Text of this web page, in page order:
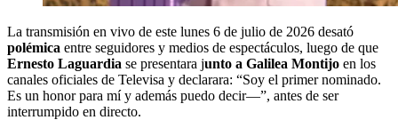
La transmisión en vivo de este lunes 6 de julio de 2026 desató
polémica entre seguidores y medios de espectáculos, luego de que
Ernesto Laguardia se presentara junto a Galilea Montijo en los
canales oficiales de Televisa y declarara: “Soy el primer nominado.
Es un honor para mí y además puedo decir—”, antes de ser
interrumpido en directo.